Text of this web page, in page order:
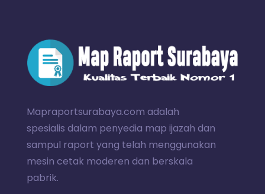
Mapraportsurabaya.com adalah
spesialis dalam penyedia map ijazah dan
sampul raport yang telah menggunakan
mesin cetak moderen dan berskala
pabrik.